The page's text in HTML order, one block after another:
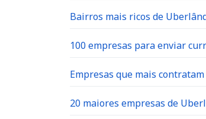
Bairros mais ricos de
100 empresas para enviar
Empresas que mais
20 maiores empresas de